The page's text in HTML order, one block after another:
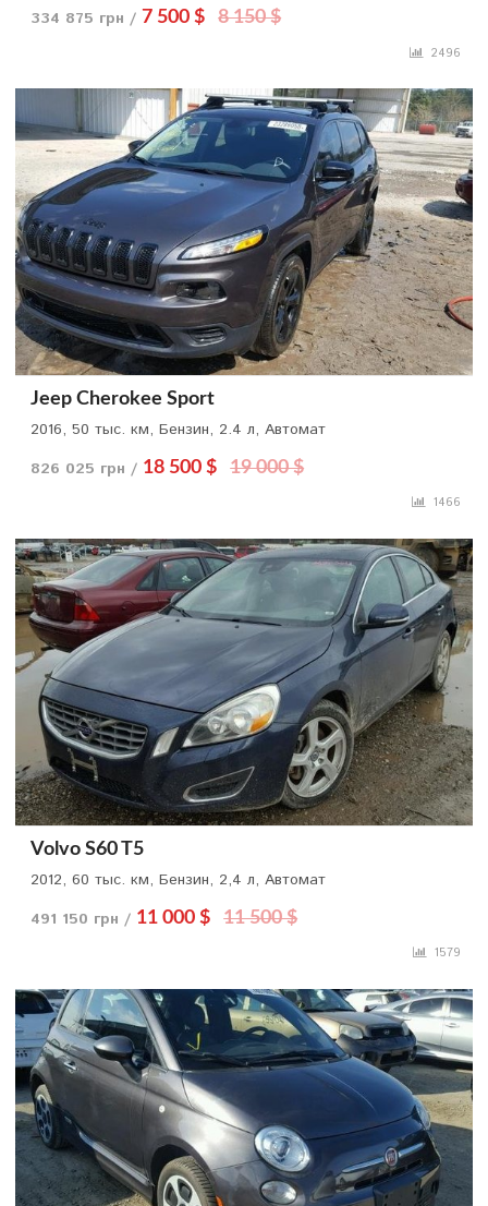
334 875 грн / 7 500 $ 8 150 $
2496
Jeep Cherokee Sport
2016, 50 тыс. км, Бензин, 2.4 л, Автомат
826 025 грн / 18 500 $ 19 000 $
1466
Volvo S60 T5
2012, 60 тыс. км, Бензин, 2,4 л, Автомат
491 150 грн / 11 000 $ 11 500 $
1579